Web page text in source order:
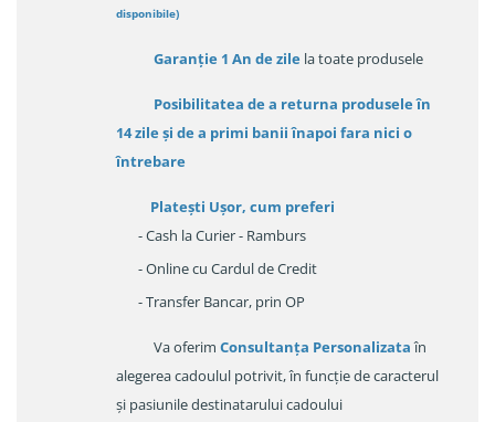
disponibile)
Garanție 1 An de zile la toate produsele
Posibilitatea de a returna produsele în
14 zileși de a primi banii înapoi fara nici o
întrebare
Platești Ușor, cum preferi
- Cash la Curier - Ramburs
- Online cu Cardul de Credit
- Transfer Bancar, prin OP
Va oferim Consultanța Personalizataîn
alegerea cadoulul potrivit, în funcție de caracterul
și pasiunile destinatarului cadoului